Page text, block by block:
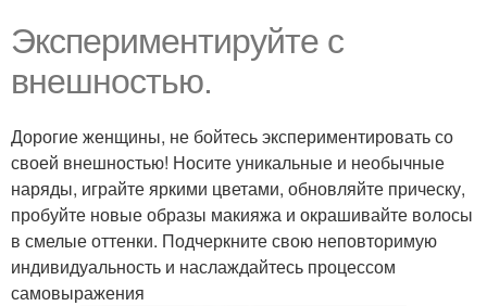
Экспериментируйте с
внешностью.
Дорогие женщины, не бойтесь экспериментировать со
своей внешностью! Носите уникальные и необычные
наряды, играйте яркими цветами, обновляйте прическу,
пробуйте новые образы макияжа и окрашивайте волосы
в смелые оттенки. Подчеркните свою неповторимую
индивидуальность и наслаждайтесь процессом
самовыражения